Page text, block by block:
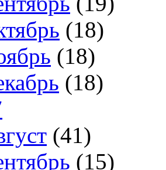
(18)
(18)
(18)
(41)
(15)